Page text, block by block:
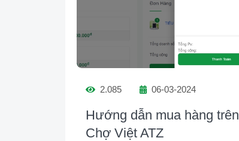
2.085 06-03-2024
Hướng dẫn mua hàng trên
Chợ Việt ATZ